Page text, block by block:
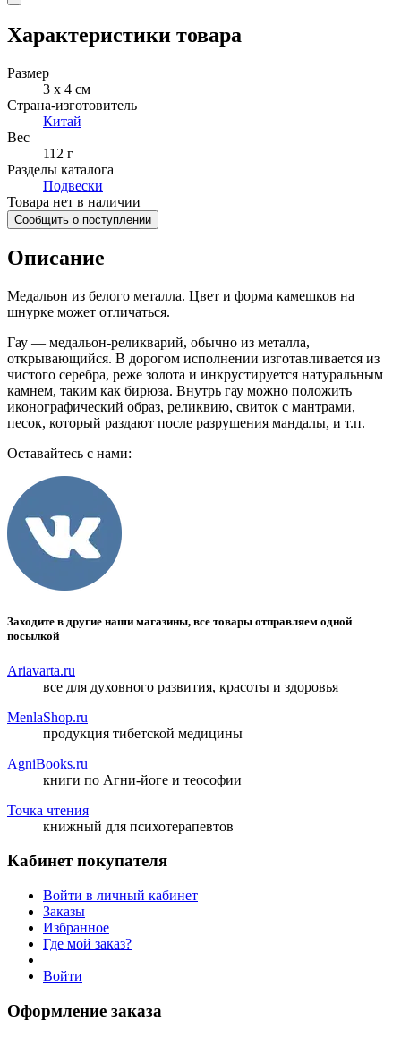
Характеристики товара
Размер
3 x 4 см
Страна-изготовитель
Китай
Вес
112 г
Разделы каталога
Подвески
Товара нет в наличии
Сообщить о поступлении
Описание
Медальон из белого металла. Цвет и форма камешков на
шнурке может отличаться.
Гау — медальон-реликварий, обычно из металла,
открывающийся. В дорогом исполнении изготавливается из
чистого серебра, реже золота и инкрустируется натуральным
камнем, таким как бирюза. Внутрь гау можно положить
иконографический образ, реликвию, свиток с мантрами,
песок, который раздают после разрушения мандалы, и т.п.
Оставайтесь с нами:
Заходите в другие наши магазины, все товары отправляем одной
посылкой
Ariavarta.ru
все для духовного развития, красоты и здоровья
MenlaShop.ru
продукция тибетской медицины
AgniBooks.ru
книги по Агни-йоге и теософии
Точка чтения
книжный для психотерапевтов
Кабинет покупателя
Войти в личный кабинет
Заказы
Избранное
Где мой заказ?
Войти
Оформление заказа